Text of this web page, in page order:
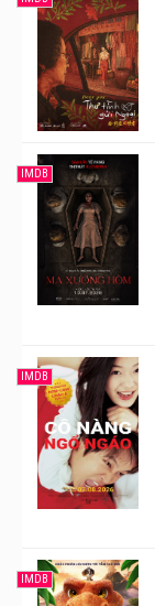
IMDB
IMDB
IMDB